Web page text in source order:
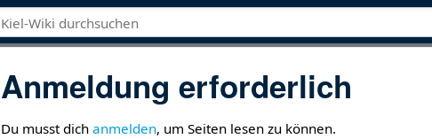
Anmeldung erforderlich
Du musst dichanmelden, um Seiten lesen zu können.